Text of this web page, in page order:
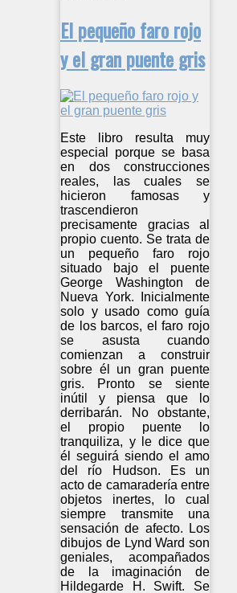
El pequeño faro rojo
y el gran puente gris
Este libro resulta muy
especial porque se basa
en dos construcciones
reales, las cuales se
hicieron famosas y
trascendieron
precisamente gracias al
propio cuento. Se trata de
un pequeño faro rojo
situado bajo el puente
George Washington de
Nueva York. Inicialmente
solo y usado como guía
de los barcos, el faro rojo
se asusta cuando
comienzan a construir
sobre él un gran puente
gris. Pronto se siente
inútil y piensa que lo
derribarán. No obstante,
el propio puente lo
tranquiliza, y le dice que
él seguirá siendo el amo
del río Hudson. Es un
acto de camaradería entre
objetos inertes, lo cual
siempre transmite una
sensación de afecto. Los
dibujos de Lynd Ward son
geniales, acompañados
de la imaginación de
Hildegarde H. Swift. Se